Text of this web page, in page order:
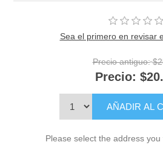
Sea el primero en revisar
Precio antiguo:
Precio:
AÑADIR AL
Please select the address